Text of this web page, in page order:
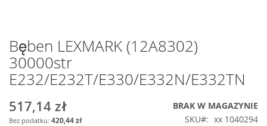
Przejdź
na
początek
galerii
Bęben LEXMARK (12A8302)
30000str
E232/E232T/E330/E332N/E332TN
517,14 zł
420,44 zł
BRAK W MAGAZYNIE
SKU
xx 1040294